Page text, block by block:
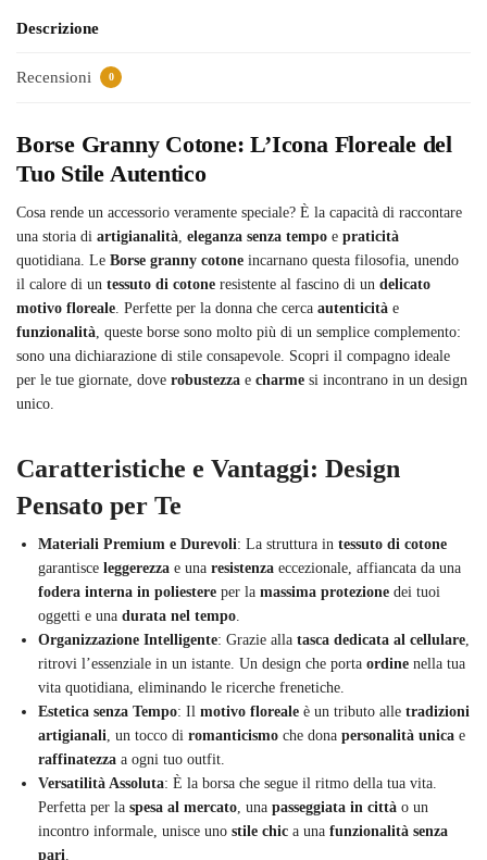
Descrizione
Recensioni 0
Borse Granny Cotone: L’Icona Floreale del
Tuo Stile Autentico
Cosa rende un accessorio veramente speciale? È la capacità di raccontare
una storia di artigianalità, eleganza senza tempo e praticità
quotidiana. Le Borse granny cotone incarnano questa filosofia, unendo
il calore di un tessuto di cotone resistente al fascino di un delicato
motivo floreale. Perfette per la donna che cerca autenticità e
funzionalità, queste borse sono molto più di un semplice complemento:
sono una dichiarazione di stile consapevole. Scopri il compagno ideale
per le tue giornate, dove robustezza e charme si incontrano in un design
unico.
Caratteristiche e Vantaggi: Design
Pensato per Te
Materiali Premium e Durevoli: La struttura in tessuto di cotone
garantisce leggerezza e una resistenza eccezionale, affiancata da una
fodera interna in poliestere per la massima protezione dei tuoi
oggetti e una durata nel tempo.
Organizzazione Intelligente: Grazie alla tasca dedicata al cellulare,
ritrovi l’essenziale in un istante. Un design che porta ordine nella tua
vita quotidiana, eliminando le ricerche frenetiche.
Estetica senza Tempo: Il motivo floreale è un tributo alle tradizioni
artigianali, un tocco di romanticismo che dona personalità unica e
raffinatezza a ogni tuo outfit.
Versatilità Assoluta: È la borsa che segue il ritmo della tua vita.
Perfetta per la spesa al mercato, una passeggiata in città o un
incontro informale, unisce uno stile chic a una funzionalità senza
pari.